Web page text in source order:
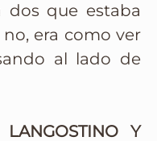
dos que estaba
era como ver
al lado de
Y